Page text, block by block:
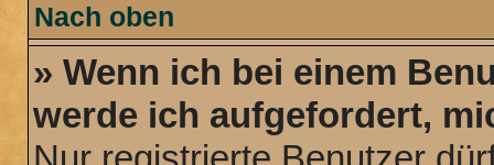
Nach oben
» Wenn ich bei einem
werde ich aufgefordert,